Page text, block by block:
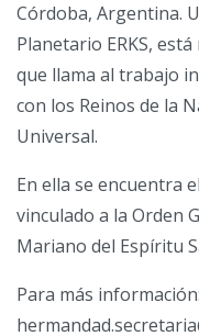
Córdoba, Argentina.
Planetario ERKS,
que llama al trabajo
con los Reinos de la
Universal.
En ella se encuentra
vinculado a la Orden
Mariano del Espíritu
Para más información: